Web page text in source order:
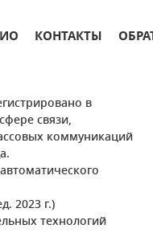
КОНТАКТЫ
в
связи,
коммуникаций
2023 г.)
технологий